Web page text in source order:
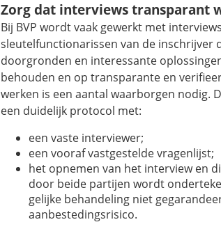
Zorg dat interviews transparant
Bij BVP wordt vaak gewerkt met
sleutelfunctionarissen van de inschrijver
doorgronden en interessante
behouden en op transparante en
werken is een aantal waarborgen nodig.
een duidelijk protocol met:
een vaste interviewer;
een vooraf vastgestelde vragenlijst;
het opnemen van het interview en
door beide partijen wordt
gelijke behandeling niet
aanbestedingsrisico.